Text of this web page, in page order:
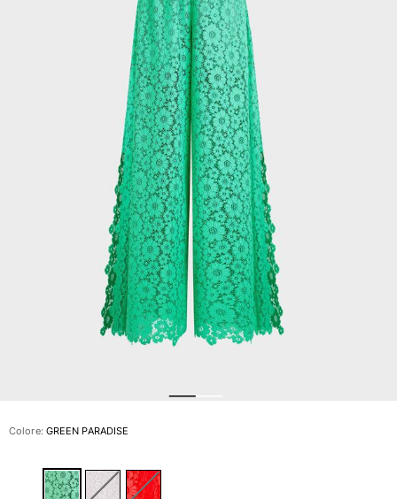
Classico ultraleggero
Ricamati Edizione Numerata
Cintura piatta
Classico corto
Classico lungo
Rash guard
Vedi tutti i Costumi da bagno
Abbigliamento
Camicie
Bermuda
Pullover e Cardigan
Capispalla
Taglie forti
Colore: GREEN PARADISE